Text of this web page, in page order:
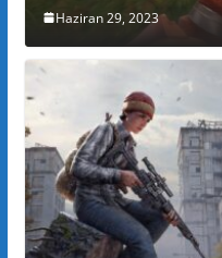
Haziran 29, 2023